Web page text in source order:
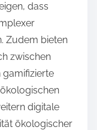
dass
Zudem bieten
zwischen
gamifizierte
digitale
ökologischer